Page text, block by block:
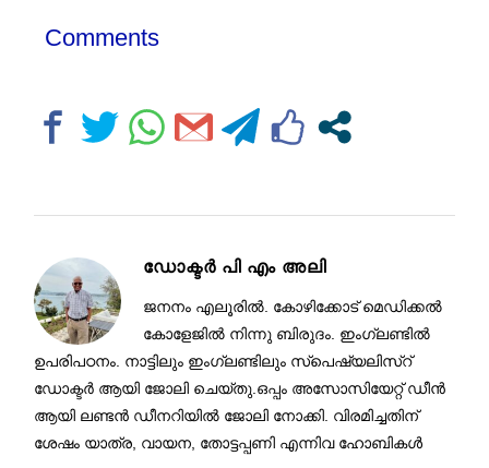
Comments
ഡോക്ടർ പി എം അലി
ജനനം എലൂരിൽ. കോഴിക്കോട് മെഡിക്കൽ
കോളേജിൽ നിന്നു ബിരുദം. ഇംഗ്ലണ്ടിൽ
ഉപരിപഠനം. നാട്ടിലും ഇംഗ്ലണ്ടിലും സ്പെഷ്യലിസ്റ്
ഡോക്ടർ ആയി ജോലി ചെയ്തു.ഒപ്പം അസോസിയേറ്റ് ഡീൻ
ആയി ലണ്ടൻ ഡീനറിയിൽ ജോലി നോക്കി. വിരമിച്ചതിന്
ശേഷം യാത്ര, വായന, തോട്ടപ്പണി എന്നിവ ഹോബികൾ